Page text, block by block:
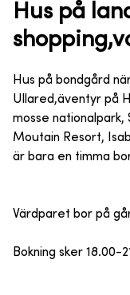
Hus på
Hus på bondgård
Ullared,äventyr på
mosse nationalpark,
Moutain Resort,
är bara en timma
Värdparet bor på
Bokning sker 18.00-